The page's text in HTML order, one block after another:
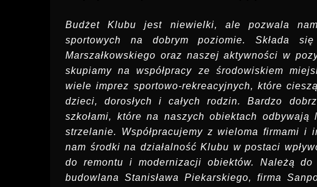
Budżet Klubu jest niewielki, ale pozwala
sportowych na dobrym poziomie. Składa
Marszałkowskiego oraz naszej aktywności w
skupiamy na współpracy ze środowiskiem
wiele imprez sportowo-rekreacyjnych, które
dzieci, dorosłych i całych rodzin. Bardzo
szkołami, które na naszych obiektach
strzelanie. Współpracujemy z wieloma firmami i
nam środki na działalność Klubu w postaci
do remontu i modernizacji obiektów. Należą
budowlana Stanisława Piekarskiego, firma